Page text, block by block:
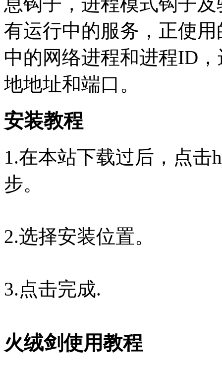
有运行中的服务，正使
中的网络进程和进程ID
地地址和端口。
安装教程
1.在本站下载过后，点击
步。
2.选择安装位置。
3.点击完成.
火绒剑使用教程